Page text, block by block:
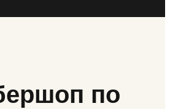
по